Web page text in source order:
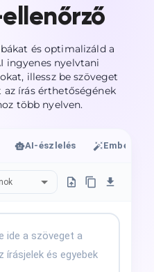
és optimalizáld a
ingyenes nyelvtani
illessz be szöveget
az írás érthetőségének
több nyelven.
AI-észlelés